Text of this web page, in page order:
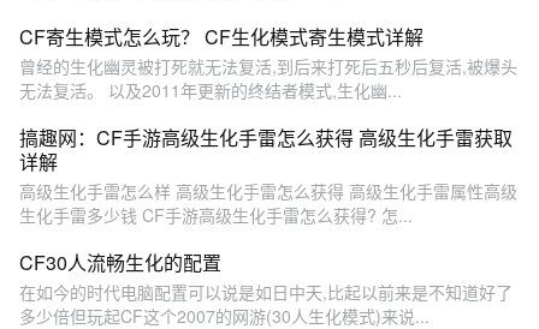
CF寄生模式怎么玩？ CF生化模式寄生模式详解
曾经的生化幽灵被打死就无法复活,到后来打死后五秒后复活,被爆头
无法复活。 以及2011年更新的终结者模式,生化幽...
搞趣网：CF手游高级生化手雷怎么获得 高级生化手雷获取
详解
高级生化手雷怎么样 高级生化手雷怎么获得 高级生化手雷属性高级
生化手雷多少钱 CF手游高级生化手雷怎么获得? 怎...
CF30人流畅生化的配置
在如今的时代电脑配置可以说是如日中天,比起以前来是不知道好了
多少倍但玩起CF这个2007的网游(30人生化模式)来说...